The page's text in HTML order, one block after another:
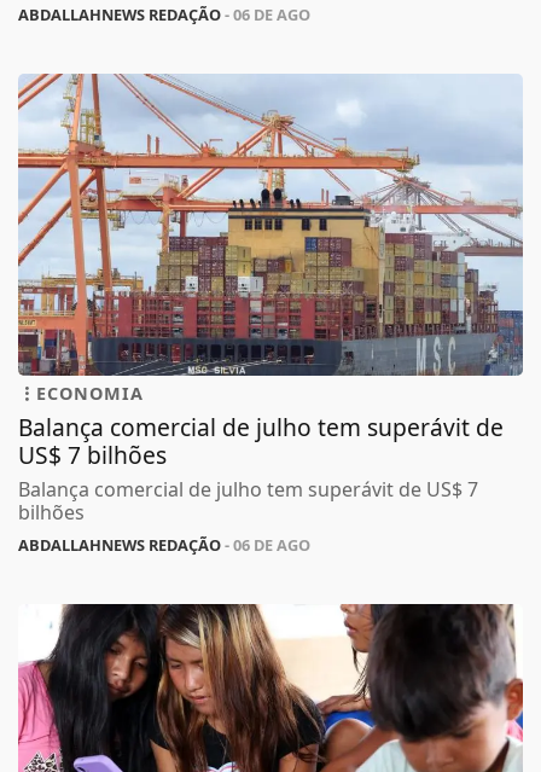
ABDALLAHNEWS REDAÇÃO- 06 DE AGO
ECONOMIA
Balança comercial de julho tem superávit de
US$ 7 bilhões
Balança comercial de julho tem superávit de US$ 7
bilhões
ABDALLAHNEWS REDAÇÃO- 06 DE AGO